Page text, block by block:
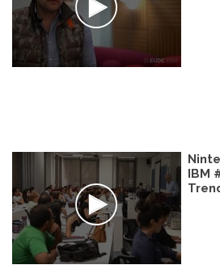
IBM